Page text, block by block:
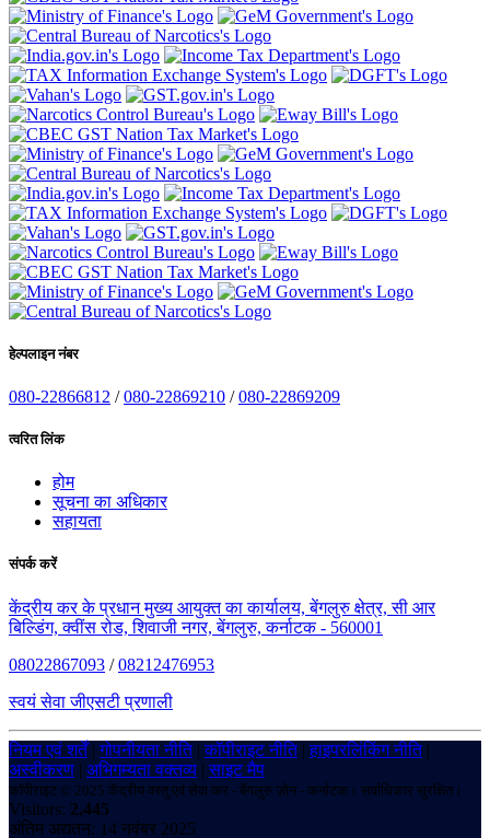
हेल्पलाइन नंबर
080-22866812 /080-22869210 /080-22869209
त्वरित लिंक
होम
सूचना का अधिकार
सहायता
संपर्क करें
केंद्रीय कर के प्रधान मुख्य आयुक्त का कार्यालय, बेंगलुरु क्षेत्र, सी आर
बिल्डिंग, क्वींस रोड, शिवाजी नगर, बेंगलुरु, कर्नाटक - 560001
08022867093 /08212476953
स्वयं सेवा जीएसटी प्रणाली
नियम एवं शर्तें|गोपनीयता नीति|कॉपीराइट नीति|हाइपरलिंकिंग नीति|
अस्वीकरण | अभिगम्यता वक्तव्य |साइट मैप
कॉपीराइट © 2025 केंद्रीय वस्तु एवं सेवा कर - बेंगलुरु ज़ोन - कर्नाटक। सर्वाधिकार सुरक्षित।
Visitors: 2,445
अंतिम अद्यतन: 14 नवंबर 2025